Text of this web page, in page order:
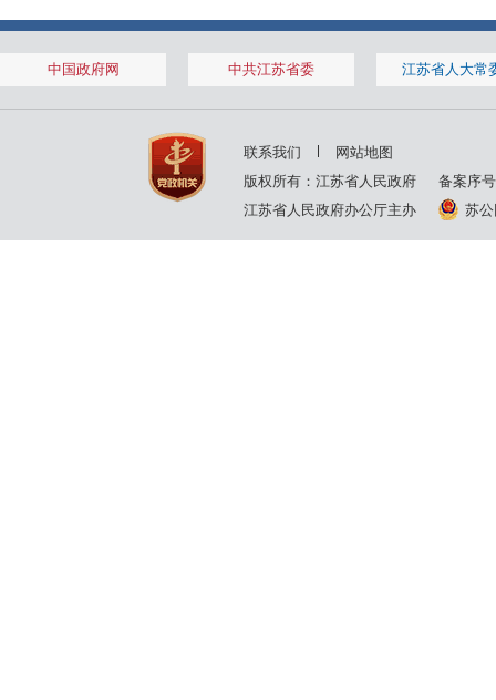
2002年 2001年
2000年
中国政府网 中共江苏省委 江苏省人大常
联系我们
网站地图
版权所有：江苏省人民政府
备案序
江苏省人民政府办公厅主办
苏